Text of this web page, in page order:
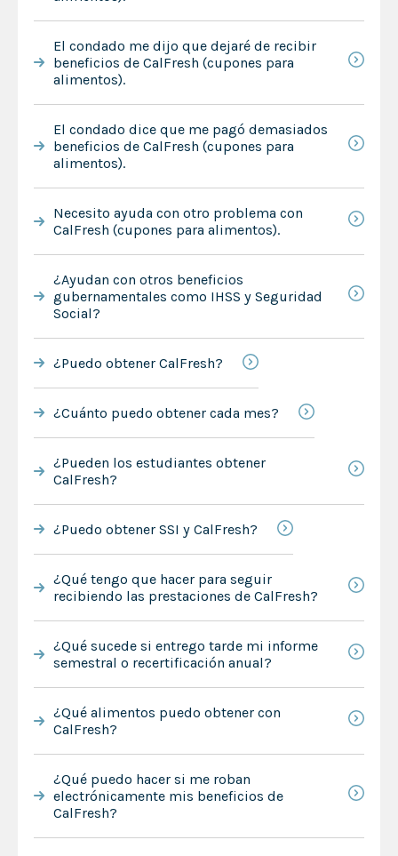
El condado me dijo que dejaré de recibir
beneficios de CalFresh (cupones para
alimentos).
El condado dice que me pagó demasiados
beneficios de CalFresh (cupones para
alimentos).
Necesito ayuda con otro problema con
CalFresh (cupones para alimentos).
¿Ayudan con otros beneficios
gubernamentales como IHSS y Seguridad
Social?
¿Puedo obtener CalFresh?
¿Cuánto puedo obtener cada mes?
¿Pueden los estudiantes obtener
CalFresh?
¿Puedo obtener SSI y CalFresh?
¿Qué tengo que hacer para seguir
recibiendo las prestaciones de CalFresh?
¿Qué sucede si entrego tarde mi informe
semestral o recertificación anual?
¿Qué alimentos puedo obtener con
CalFresh?
¿Qué puedo hacer si me roban
electrónicamente mis beneficios de
CalFresh?